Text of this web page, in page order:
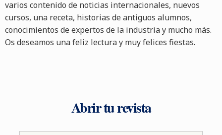
varios contenido de noticias internacionales, nuevos
cursos, una receta, historias de antiguos alumnos,
conocimientos de expertos de la industria y mucho más.
Os deseamos una feliz lectura y muy felices fiestas.
Abrir tu revista